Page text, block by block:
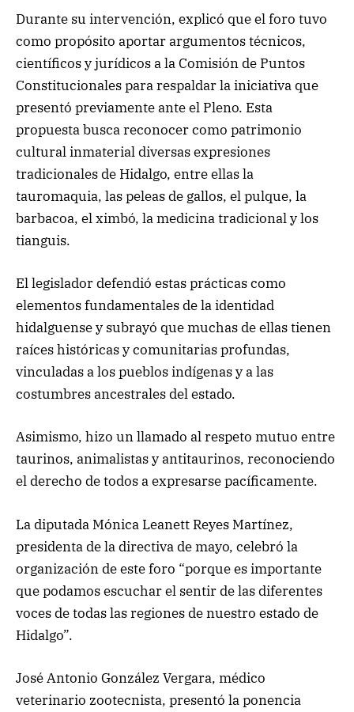
Durante su intervención, explicó que el foro tuvo
como propósito aportar argumentos técnicos,
científicos y jurídicos a la Comisión de Puntos
Constitucionales para respaldar la iniciativa que
presentó previamente ante el Pleno. Esta
propuesta busca reconocer como patrimonio
cultural inmaterial diversas expresiones
tradicionales de Hidalgo, entre ellas la
tauromaquia, las peleas de gallos, el pulque, la
barbacoa, el ximbó, la medicina tradicional y los
tianguis.
El legislador defendió estas prácticas como
elementos fundamentales de la identidad
hidalguense y subrayó que muchas de ellas tienen
raíces históricas y comunitarias profundas,
vinculadas a los pueblos indígenas y a las
costumbres ancestrales del estado.
Asimismo, hizo un llamado al respeto mutuo entre
taurinos, animalistas y antitaurinos, reconociendo
el derecho de todos a expresarse pacíficamente.
La diputada Mónica Leanett Reyes Martínez,
presidenta de la directiva de mayo, celebró la
organización de este foro “porque es importante
que podamos escuchar el sentir de las diferentes
voces de todas las regiones de nuestro estado de
Hidalgo”.
José Antonio González Vergara, médico
veterinario zootecnista, presentó la ponencia